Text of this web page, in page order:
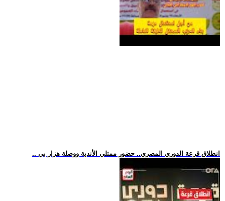
.. انطلاق قرعة الدوري المصري.. حضور ممثلي الأندية ووصلة هزار بي